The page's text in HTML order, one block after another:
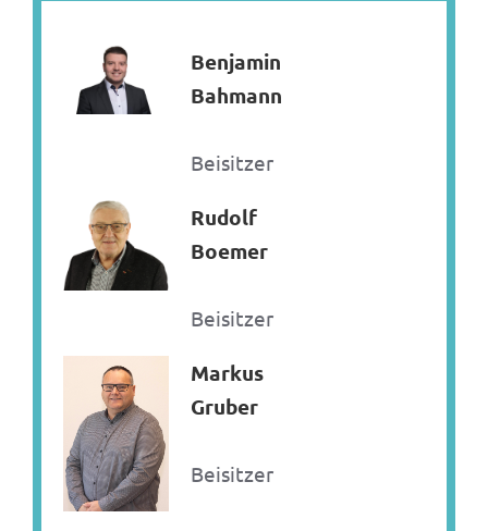
Benjamin
Bahmann
Beisitzer
Rudolf
Boemer
Beisitzer
Markus
Gruber
Beisitzer